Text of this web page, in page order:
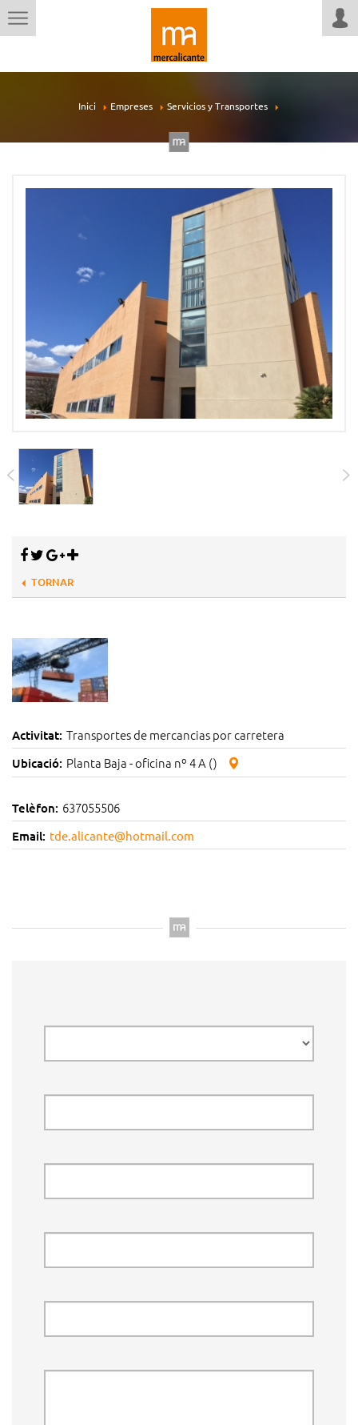
Inici Empreses Servicios y Transportes
TORNAR
Activitat: Transportes de mercancias por carretera
Ubicació: Planta Baja - oficina nº 4 A ()
Telèfon: 637055506
Email: tde.alicante@hotmail.com